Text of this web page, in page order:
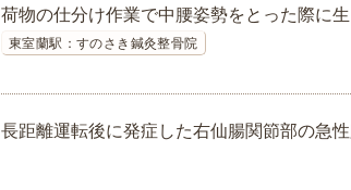
荷物の仕分け作業で中腰姿勢をとった際に
東室蘭駅：すのさき鍼灸整骨院
長距離運転後に発症した右仙腸関節部の急